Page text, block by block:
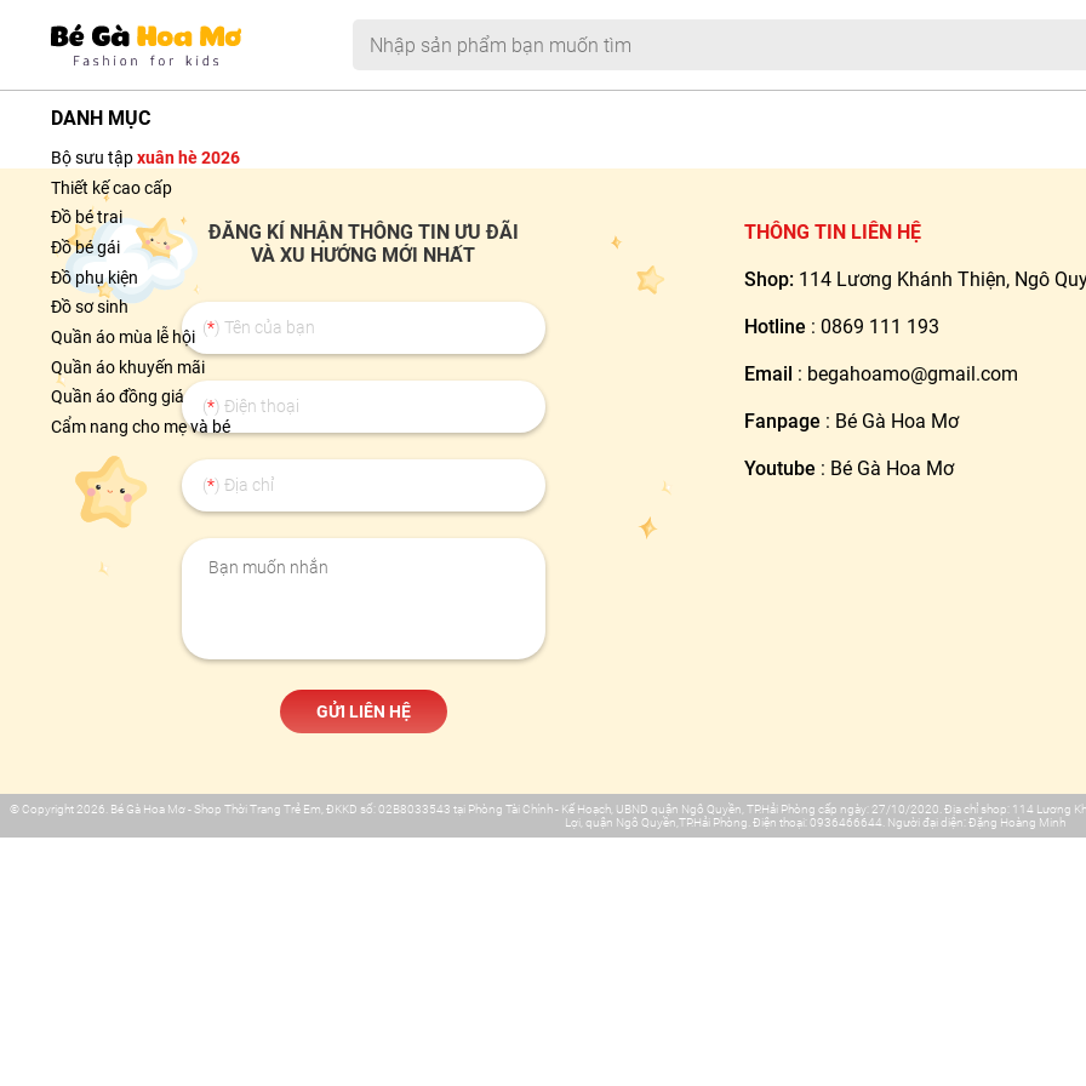
DANH MỤC
Bộ sưu tậpxuân hè 2026
Thiết kế cao cấp
Đồ bé trai
Đồ bé gái
Đồ phụ kiện
Đồ sơ sinh
Quần áo mùa lễ hội
Quần áo khuyến mãi
Quần áo đồng giá
Cẩm nang cho mẹ và bé
ĐĂNG KÍ NHẬN THÔNG TIN ƯU ĐÃI
VÀ XU HƯỚNG MỚI NHẤT
(*) Tên của bạn
(*) Điện thoại
(*) Địa chỉ
THÔNG TIN LIÊN HỆ
Shop: 114 Lương Khánh Thiện, Ngô
Hotline : 0869 111 193
Email : begahoamo@gmail.com
Fanpage : Bé Gà Hoa Mơ
Youtube : Bé Gà Hoa Mơ
© Copyright 2026. Bé Gà Hoa Mơ - Shop Thời Trang Trẻ Em, ĐKKD số: 02B8033543 tại Phòng Tài Chính - Kế Hoạch, UBND quận Ngô Quyền, TP.Hải Phòng cấp ngày: 27/10/2020. Địa chỉ shop: 114 Lương
Lợi, quận Ngô Quyền,TP.Hải Phòng. Điện thoại: 0936466644. Người đại diện: Đặng Hoàng Minh